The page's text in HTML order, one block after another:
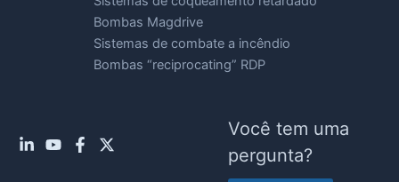
Bombas Magdrive
Sistemas de combate a incêndio
Bombas “reciprocating” RDP
Você tem uma
pergunta?